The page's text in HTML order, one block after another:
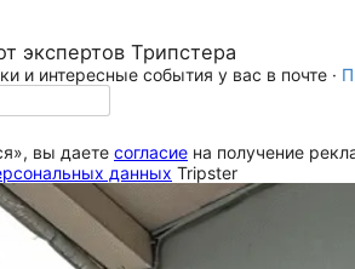
экспертов Трипстера
и интересные события у вас в почте ·
вы даете согласие на получение
данных Tripster